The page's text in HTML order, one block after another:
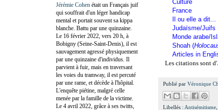
Culture
France
Il ou elle a dit...
Judaïsme/Juifs
Monde arabe/
Shoah (
Articles in
Les citations sont d'
Publié par Véronique
Libellés : Antisémitisme
Jérémie Cohen était un Français juif
qui souffrait d'un léger handicap
mental et portait souvent sa kippa
blanche. Battu par une quinzaine.
Le 16 février 2022, vers 20 h, à
Bobigny (Seine-Saint-Denis), il est
sauvagement agressé physiquement
par une quinzaine d'individus. Il
parvient à fuir, mais en traversant
les voies du tramway, il est percuté
par une rame, et décède à l'hôpital.
L'enquête piétine, malgré celle
menée par la famille de la victime.
Le 4 avril 2022, grâce à ses twitts,